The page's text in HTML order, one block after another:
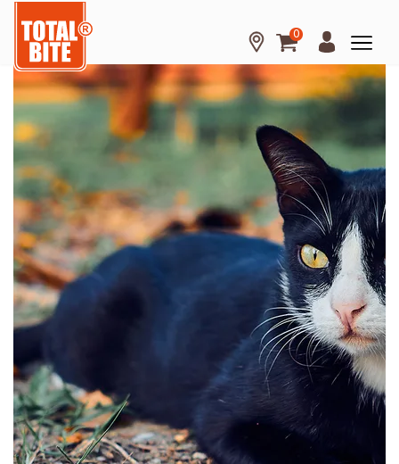
0
Hond
Kat
Knaagdier
Over
Total
Bite
Kennisbank
en
Advies
Verkooppunten